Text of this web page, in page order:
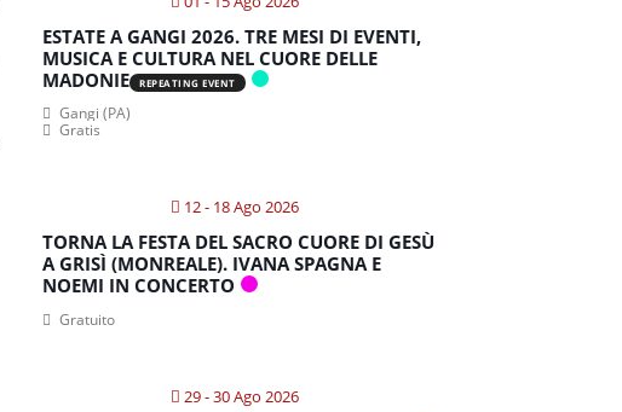
ESTATE A GANGI 2026. TRE MESI DI EVENTI,
MUSICA E CULTURA NEL CUORE DELLE
MADONIE
REPEATING EVENT
Gangi (PA)
Gratis
12 - 18 Ago 2026
TORNA LA FESTA DEL SACRO CUORE DI GESÙ
A GRISÌ (MONREALE). IVANA SPAGNA E
NOEMI IN CONCERTO
Gratuito
29 - 30 Ago 2026